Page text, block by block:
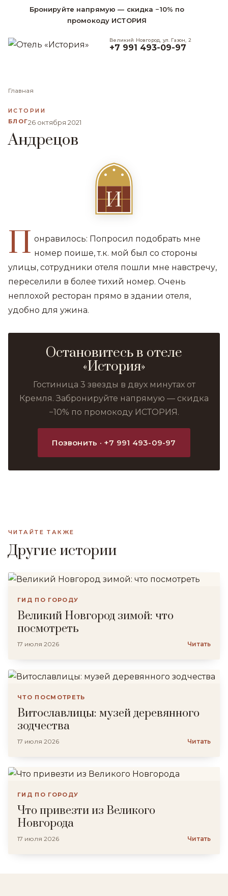
Бронируйте напрямую — скидка −10% по
промокоду ИСТОРИЯ
Великий Новгород, ул. Газон, 2
+7 991 493-09-97
Главная
ИСТОРИИ
БЛОГ26 октября 2021
Андрецов
И
П онравилось: Попросил подобрать мне
номер поише, т.к. мой был со стороны
улицы, сотрудники отеля пошли мне навстречу,
переселили в более тихий номер. Очень
неплохой ресторан прямо в здании отеля,
удобно для ужина.
Остановитесь в отеле
«История»
Гостиница 3 звезды в двух минутах от
Кремля. Забронируйте напрямую — скидка
−10% по промокоду ИСТОРИЯ.
Позвонить · +7 991 493-09-97
ЧИТАЙТЕ ТАКЖЕ
Другие истории
ГИД ПО ГОРОДУ
Великий Новгород зимой: что
посмотреть
17 июля 2026 Читать
ЧТО ПОСМОТРЕТЬ
Витославлицы: музей деревянного
зодчества
17 июля 2026 Читать
ГИД ПО ГОРОДУ
Что привезти из Великого
Новгорода
17 июля 2026 Читать